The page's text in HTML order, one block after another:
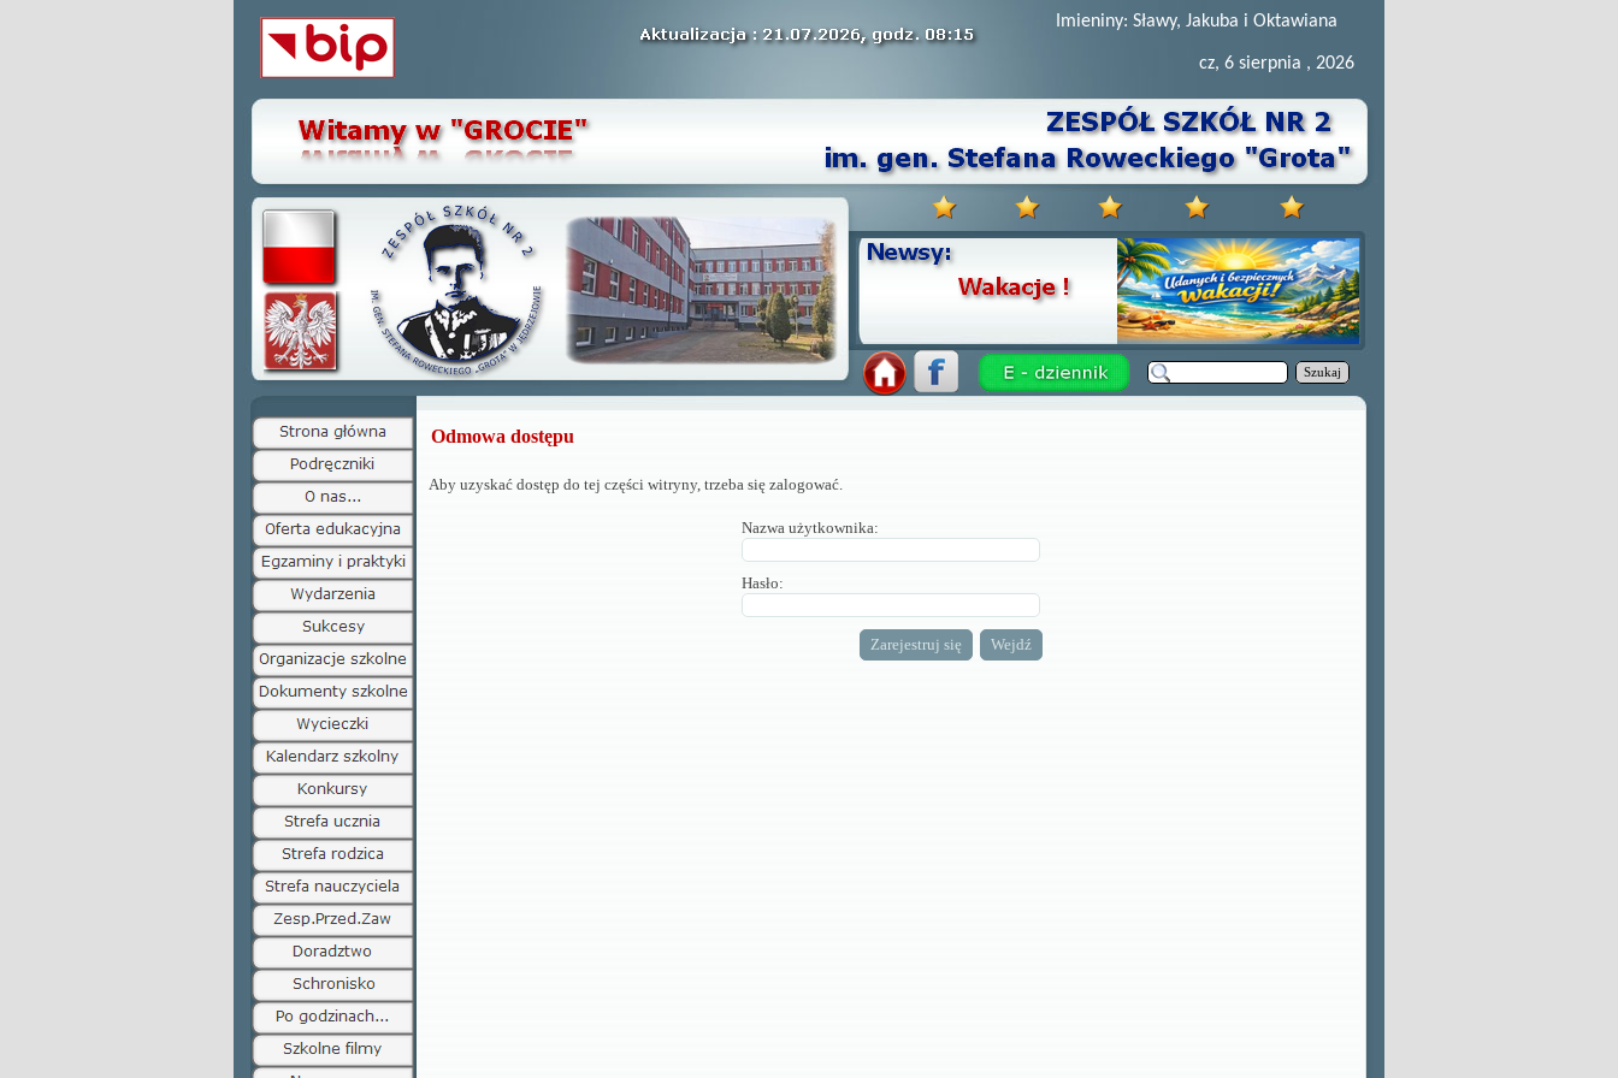
Imieniny: Sławy, Jakuba i Oktawiana
Szukaj
cz, 6 sierpnia , 2026
Odmowa dostępu
Aby uzyskać dostęp do tej części witryny, trzeba się zalogować.
Nazwa użytkownika:
Hasło: